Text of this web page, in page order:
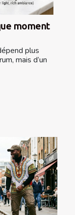
moment
plus
mais d’un